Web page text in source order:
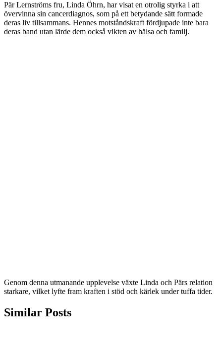
Pär Lernströms fru, Linda Öhrn, har visat en otrolig styrka i att
övervinna sin cancerdiagnos, som på ett betydande sätt formade
deras liv tillsammans. Hennes motståndskraft fördjupade inte bara
deras band utan lärde dem också vikten av hälsa och familj.
Genom denna utmanande upplevelse växte Linda och Pärs relation
starkare, vilket lyfte fram kraften i stöd och kärlek under tuffa tider.
Similar Posts